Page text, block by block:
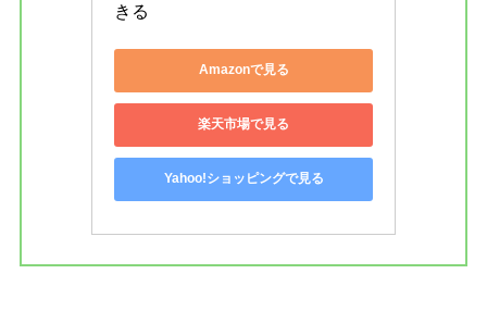
きる
Amazonで見る
楽天市場で見る
Yahoo!ショッピングで見る